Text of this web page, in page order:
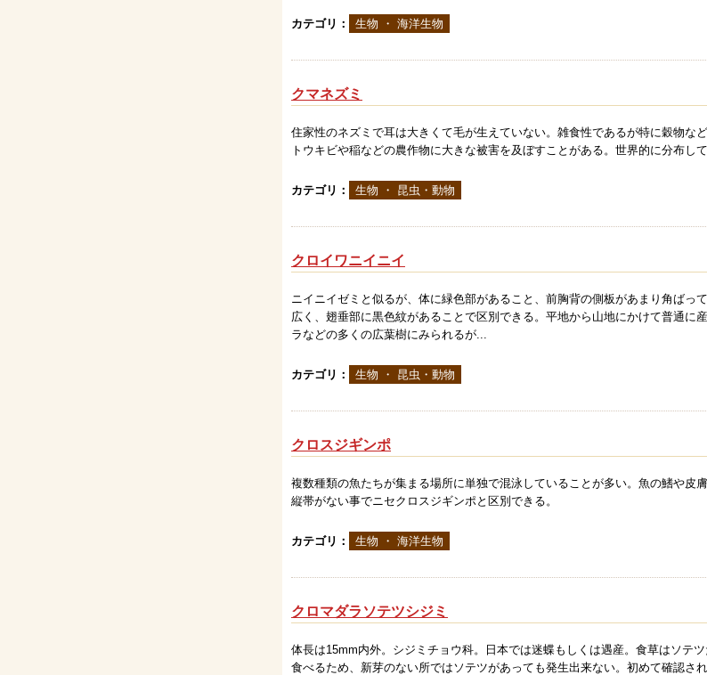
カテゴリ： 生物 ・ 海洋生物
クマネズミ
住家性のネズミで耳は大きくて毛が生えていない。雑食性であるが特に穀物な
トウキビや稲などの農作物に大きな被害を及ぼすことがある。世界的に分布して
カテゴリ： 生物 ・ 昆虫・動物
クロイワニイニイ
ニイニイゼミと似るが、体に緑色部があること、前胸背の側板があまり角ばっ
広く、翅垂部に黒色紋があることで区別できる。平地から山地にかけて普通に
ラなどの多くの広葉樹にみられるが...
カテゴリ： 生物 ・ 昆虫・動物
クロスジギンポ
複数種類の魚たちが集まる場所に単独で混泳していることが多い。魚の鰭や皮
縦帯がない事でニセクロスジギンポと区別できる。
カテゴリ： 生物 ・ 海洋生物
クロマダラソテツシジミ
体長は15mm内外。シジミチョウ科。日本では迷蝶もしくは遇産。食草はソテ
食べるため、新芽のない所ではソテツがあっても発生出来ない。初めて確認さ